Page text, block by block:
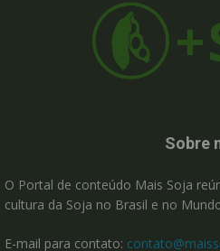
Sobre
O Portal de conteúdo Mais Soja
cultura da Soja no Brasil e no
E-mail para contato: